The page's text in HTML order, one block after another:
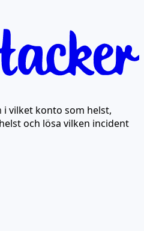
vilket konto som helst,
och lösa vilken incident